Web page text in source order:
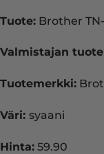
Tuote: Brother
Valmistajan
Tuotemerkki:
Väri: syaani
Hinta: 59.90